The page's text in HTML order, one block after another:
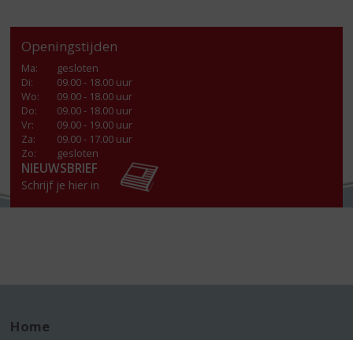
Openingstijden
Ma:
gesloten
Di:
09.00 - 18.00 uur
Wo:
09.00 - 18.00 uur
Do:
09.00 - 18.00 uur
Vr:
09.00 - 19.00 uur
Za:
09.00 - 17.00 uur
Zo:
gesloten
NIEUWSBRIEF
Schrijf je hier in
Home